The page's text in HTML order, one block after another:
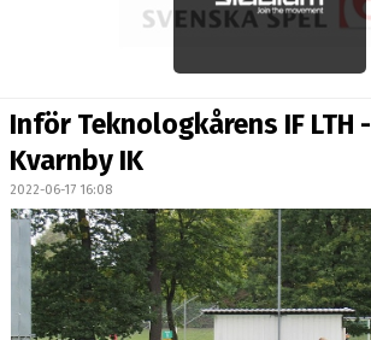
TRUPPEN
OM LAGET
BILDGALLERI
DOKUMENT
Inför Teknologkårens IF LTH -
Kvarnby IK
2022-06-17 16:08